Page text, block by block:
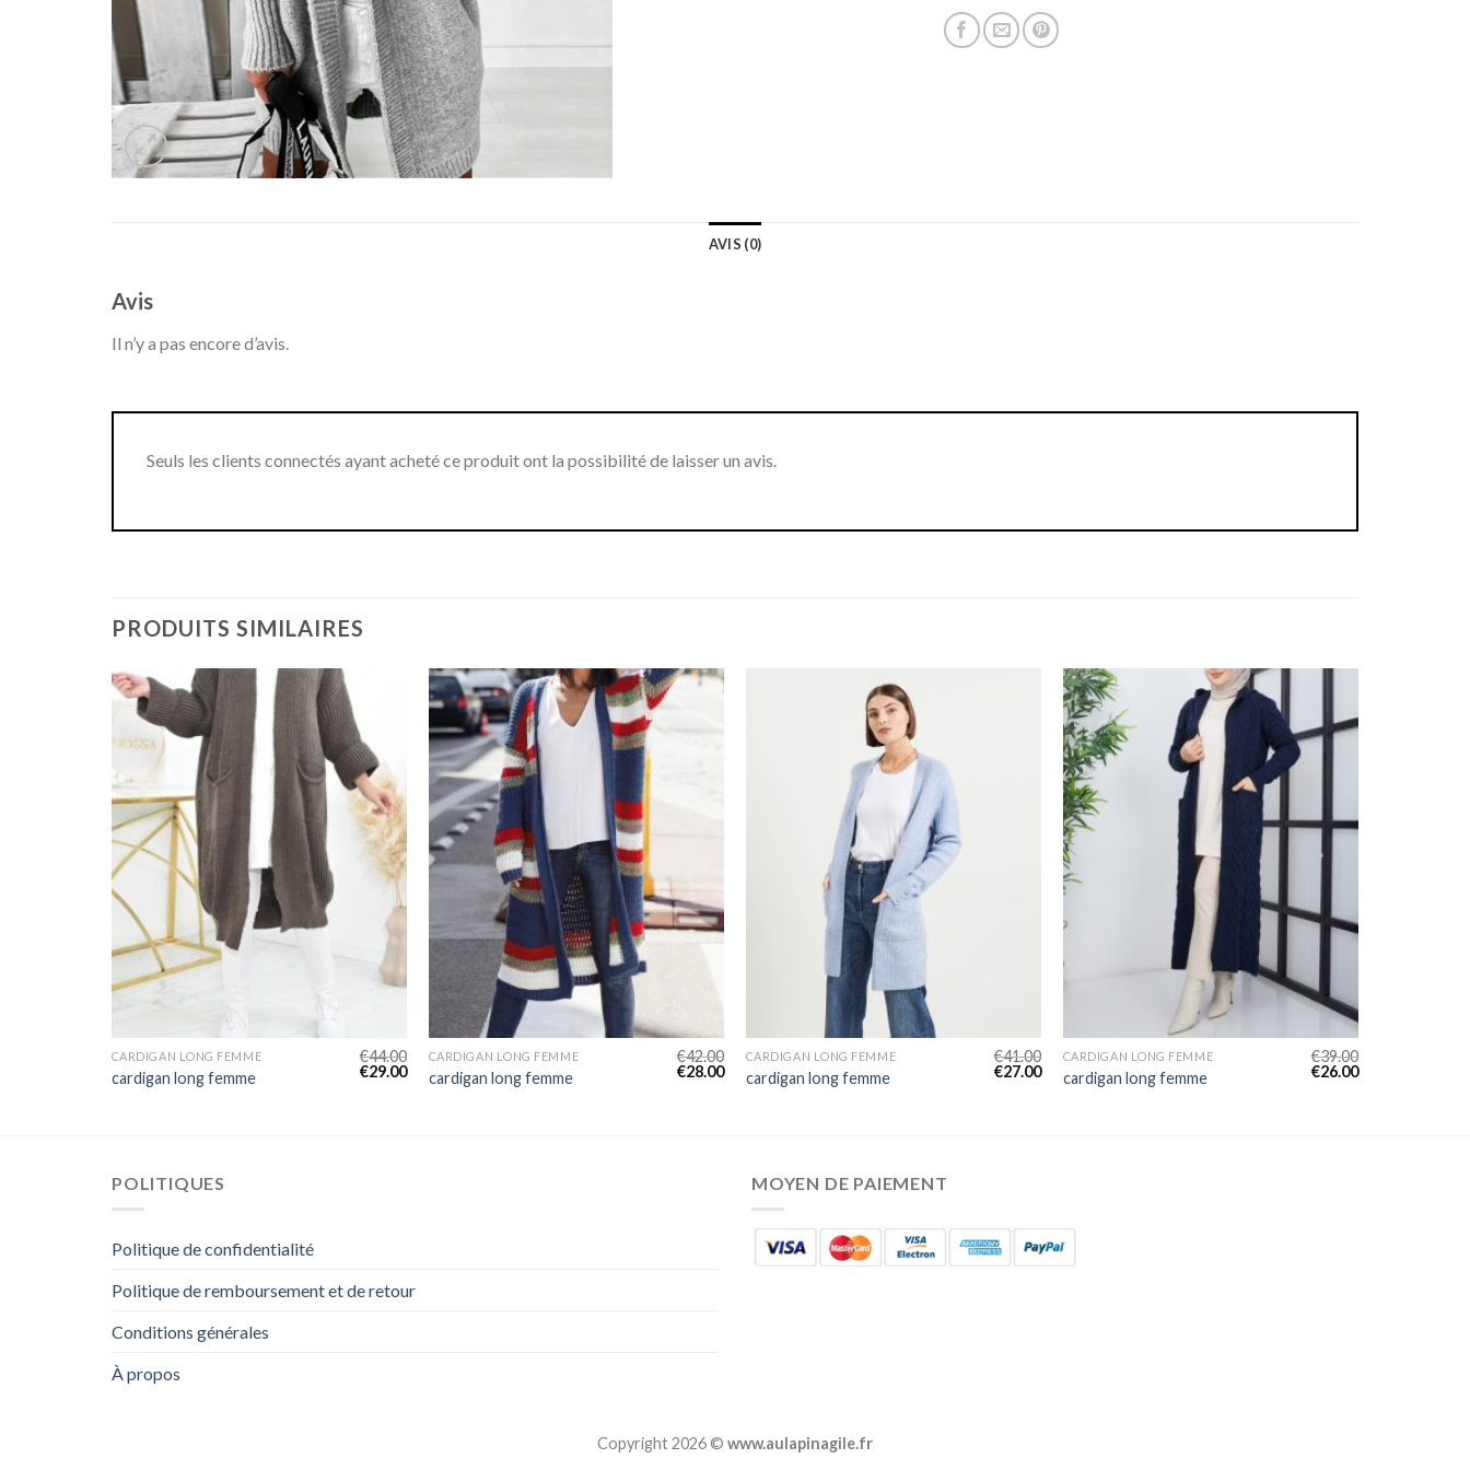
AVIS (0)
Avis
Il n’y a pas encore d’avis.
Seuls les clients connectés ayant acheté ce produit ont la possibilité de laisser un avis.
PRODUITS SIMILAIRES
CARDIGAN LONG FEMME
cardigan long femme
€44.00
€29.00
CARDIGAN LONG FEMME
cardigan long femme
€42.00
€28.00
CARDIGAN LONG FEMME
cardigan long femme
€41.00
€27.00
CARDIGAN LONG FEMME
cardigan long femme
€39.00
€26.00
POLITIQUES
Politique de confidentialité
Politique de remboursement et de retour
Conditions générales
À propos
MOYEN DE PAIEMENT
Copyright 2026 © www.aulapinagile.fr